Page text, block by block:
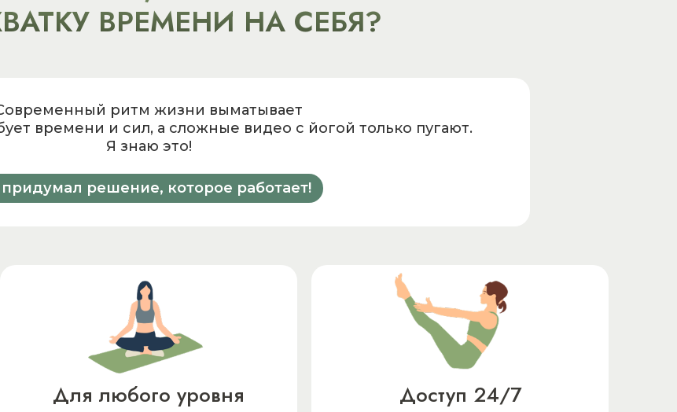
ВРЕМЕНИ НА СЕБЯ?
ритм жизни выматывает
времени и сил, а сложные видео с йогой только пугают.
Я знаю это!
решение, которое работает!
Для любого уровня Доступ 24/7